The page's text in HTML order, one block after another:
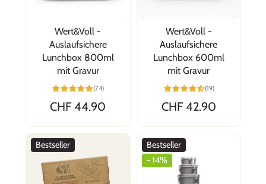
Wert&Voll -
Auslaufsichere
Lunchbox 800ml
mit Gravur
(74)
CHF 44.90
Wert&Voll -
Auslaufsichere
Lunchbox 600ml
mit Gravur
(19)
CHF 42.90
Bestseller
Bestseller
- 14%